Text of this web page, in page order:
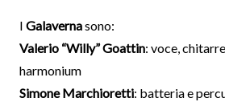
I Galavernasono:
Valerio “Willy” Goattin: voce,
harmonium
Simone Marchioretti: batteria e